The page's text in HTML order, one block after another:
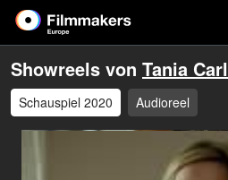
Showreels von Tania
Schauspiel 2020 Audioreel